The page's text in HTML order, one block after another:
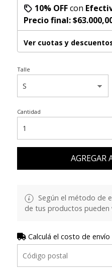
10% OFFcon
Precio final:
Ver cuotas y
Talle
Cantidad
AGREGAR
Según el método de
de tus productos pueden
Calculá el costo de envío